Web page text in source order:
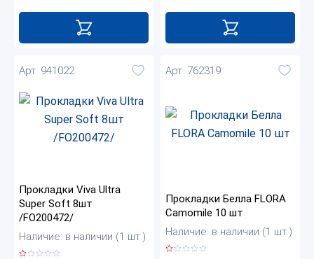
Арт. 941022
Прокладки Viva Ultra
Super Soft 8шт
/FO200472/
Наличие: в наличии (1 шт.)
Арт. 762319
Прокладки Белла FLORA
Camomile 10 шт
Наличие: в наличии (1 шт.)